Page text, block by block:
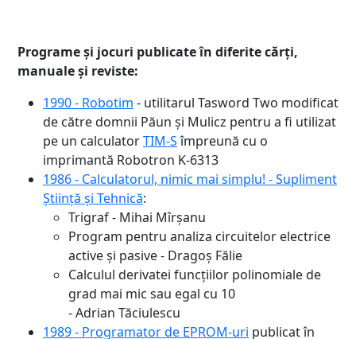
Programe și jocuri publicate în diferite cărți,
manuale și reviste:
1990 - Robotim - utilitarul Tasword Two modificat
de către domnii Păun și Mulicz pentru a fi utilizat
pe un calculatorTIM-Sîmpreună cu o
imprimantă Robotron K-6313
1986 - Calculatorul, nimic mai simplu! - Supliment
Știință și Tehnică:
Trigraf - Mihai Mîrșanu
Program pentru analiza circuitelor electrice
active și pasive - Dragoș Fălie
Calculul derivatei funcțiilor polinomiale de
grad mai mic sau egal cu 10
- Adrian Tăciulescu
1989 - Programator de EPROM-uri publicat în